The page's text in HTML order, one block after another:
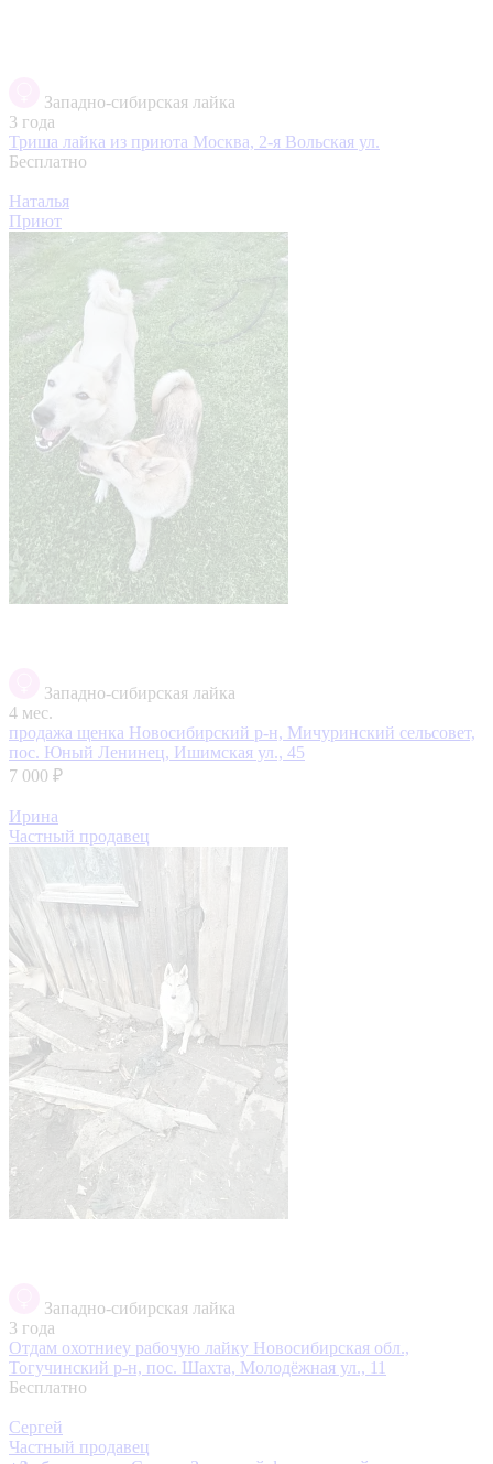
Западно-сибирская лайка
3 года
Триша лайка из приюта Москва, 2-я Вольская ул.
Бесплатно
Наталья
Приют
Западно-сибирская лайка
4 мес.
продажа щенка Новосибирский р-н, Мичуринский сельсовет,
пос. Юный Ленинец, Ишимская ул., 45
7 000 ₽
Ирина
Частный продавец
Западно-сибирская лайка
3 года
Отдам охотниеу рабочую лайку Новосибирская обл.,
Тогучинский р-н, пос. Шахта, Молодёжная ул., 11
Бесплатно
Сергей
Частный продавец